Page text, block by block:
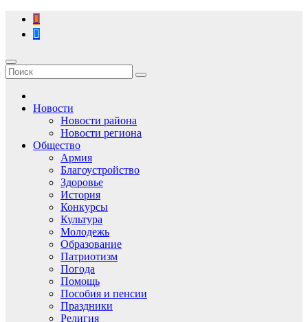
Перейти
содержимому
Новости
Новости района
Новости региона
Общество
Армия
Благоустройство
Здоровье
История
Конкурсы
Культура
Молодежь
Образование
Патриотизм
Погода
Помощь
Пособия и пенсии
Праздники
Религия